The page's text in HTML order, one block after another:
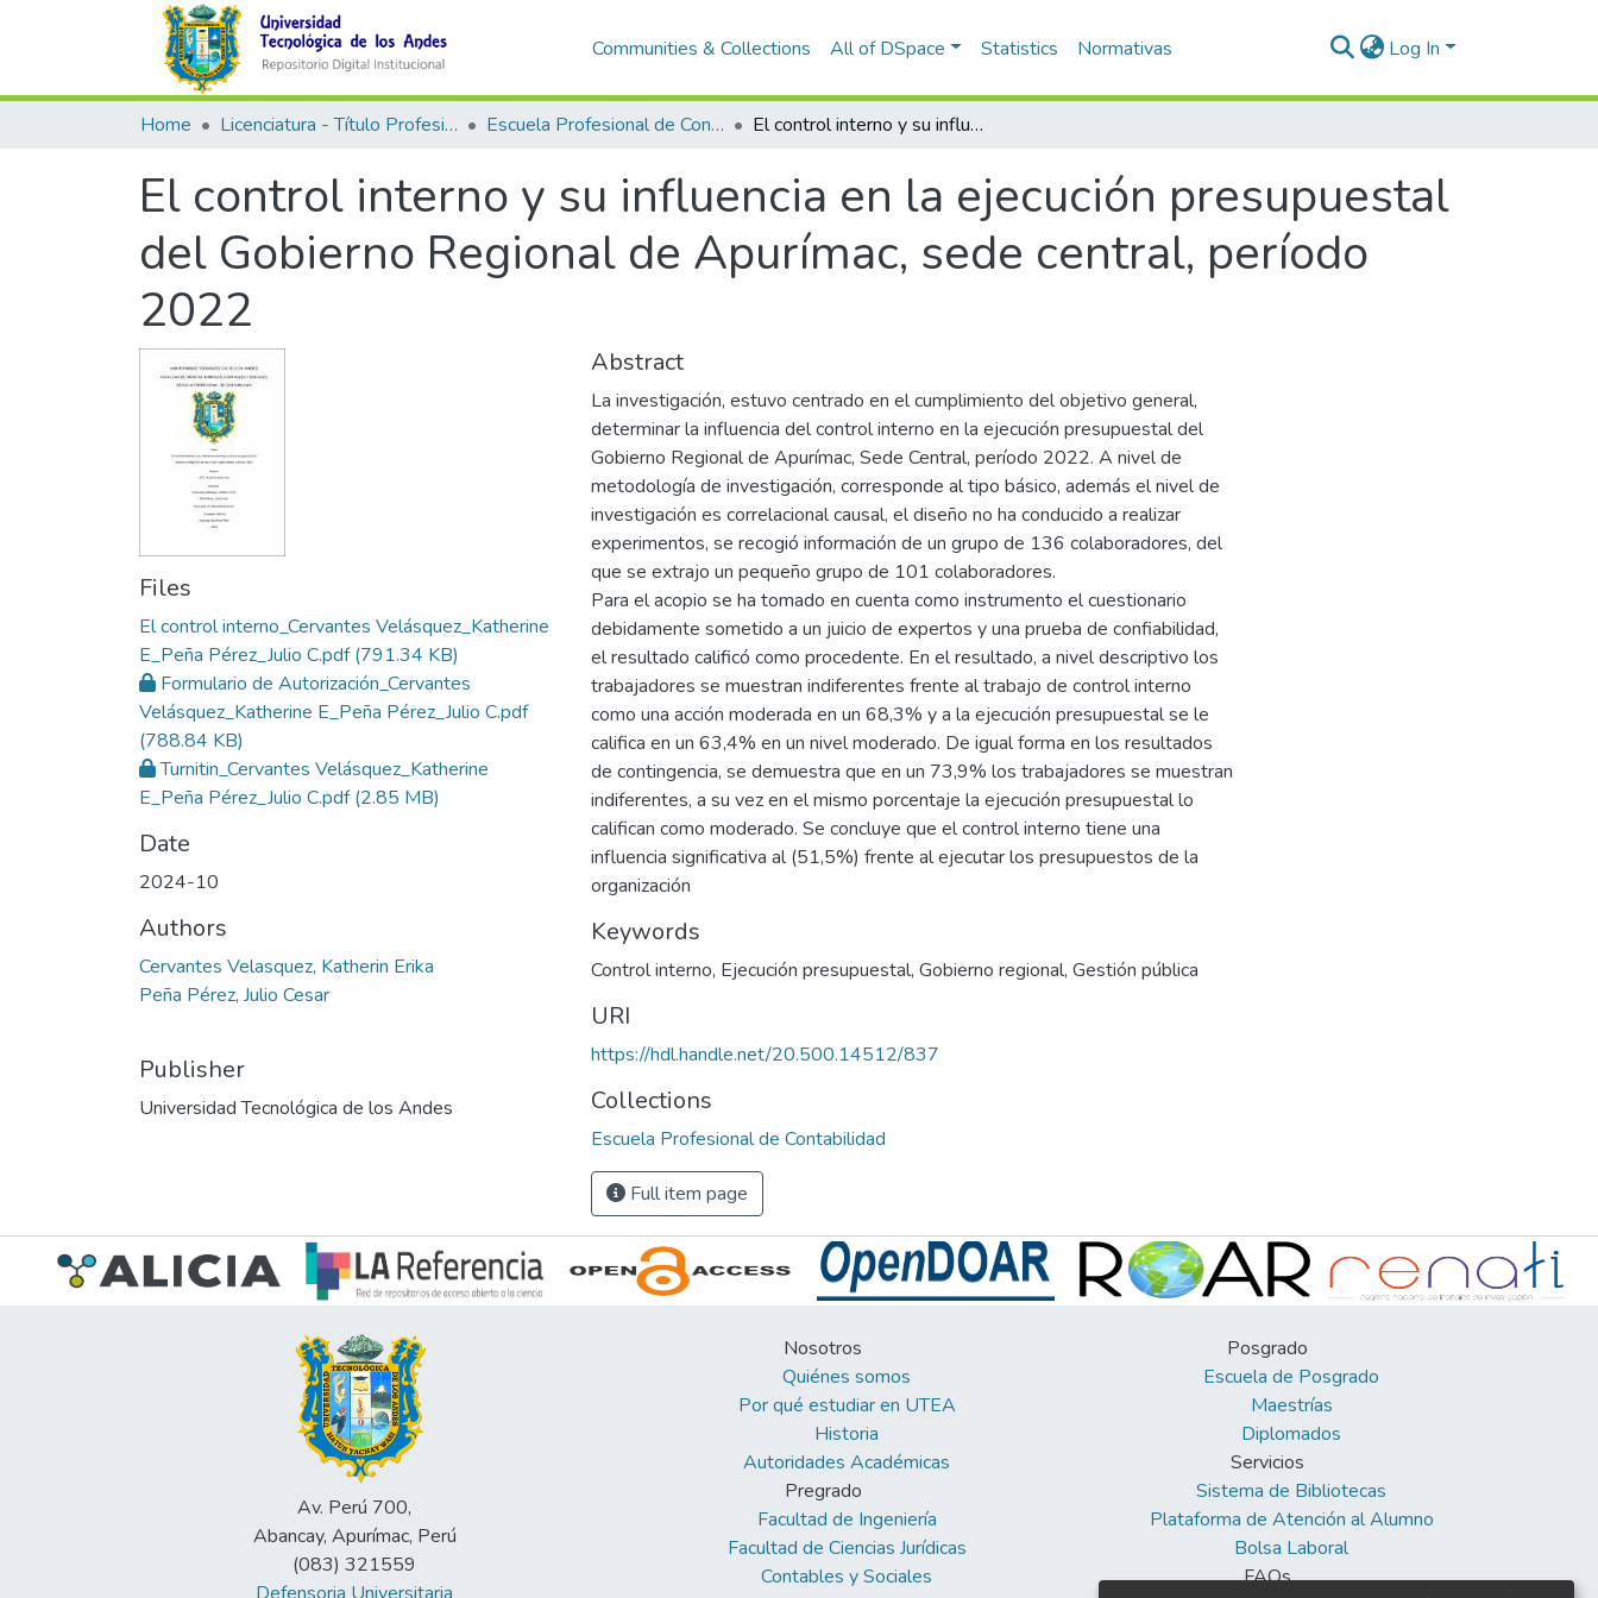
Communities & Collections All of DSpace Statistics Normativas Log In
Home Licenciatura - Título Profesional Escuela Profesional de Contabilidad El control interno y su influencia en la ejecución presupuestal del Gobierno Regional de Apurímac, sede central, período 2022
El control interno y su influencia en la ejecución presupuestal
del Gobierno Regional de Apurímac, sede central, período
2022
Files
El control interno_Cervantes Velásquez_Katherine
E_Peña Pérez_Julio C.pdf(791.34 KB)
Formulario de Autorización_Cervantes
Velásquez_Katherine E_Peña Pérez_Julio C.pdf
(788.84 KB)
Turnitin_Cervantes Velásquez_Katherine
E_Peña Pérez_Julio C.pdf(2.85 MB)
Date
2024-10
Authors
Cervantes Velasquez, Katherin Erika
Peña Pérez, Julio Cesar
Publisher
Universidad Tecnológica de los Andes
Abstract
La investigación, estuvo centrado en el cumplimiento del objetivo general,
determinar la influencia del control interno en la ejecución presupuestal del
Gobierno Regional de Apurímac, Sede Central, período 2022. A nivel de
metodología de investigación, corresponde al tipo básico, además el nivel de
investigación es correlacional causal, el diseño no ha conducido a realizar
experimentos, se recogió información de un grupo de 136 colaboradores, del
que se extrajo un pequeño grupo de 101 colaboradores.
Para el acopio se ha tomado en cuenta como instrumento el cuestionario
debidamente sometido a un juicio de expertos y una prueba de confiabilidad,
el resultado calificó como procedente. En el resultado, a nivel descriptivo los
trabajadores se muestran indiferentes frente al trabajo de control interno
como una acción moderada en un 68,3% y a la ejecución presupuestal se le
califica en un 63,4% en un nivel moderado. De igual forma en los resultados
de contingencia, se demuestra que en un 73,9% los trabajadores se muestran
indiferentes, a su vez en el mismo porcentaje la ejecución presupuestal lo
califican como moderado. Se concluye que el control interno tiene una
influencia significativa al (51,5%) frente al ejecutar los presupuestos de la
organización
Keywords
Control interno, Ejecución presupuestal, Gobierno regional, Gestión pública
URI
https://hdl.handle.net/20.500.14512/837
Collections
Escuela Profesional de Contabilidad
Full item page
Av. Perú 700,
Abancay, Apurímac, Perú
(083) 321559
Nosotros
Quiénes somos
Por qué estudiar en UTEA
Historia
Autoridades Académicas
Pregrado
Facultad de Ingeniería
Facultad de Ciencias Jurídicas
Contables y Sociales
Posgrado
Escuela de Posgrado
Maestrías
Diplomados
Servicios
Sistema de Bibliotecas
Plataforma de Atención al Alumno
Bolsa Laboral
FAQs